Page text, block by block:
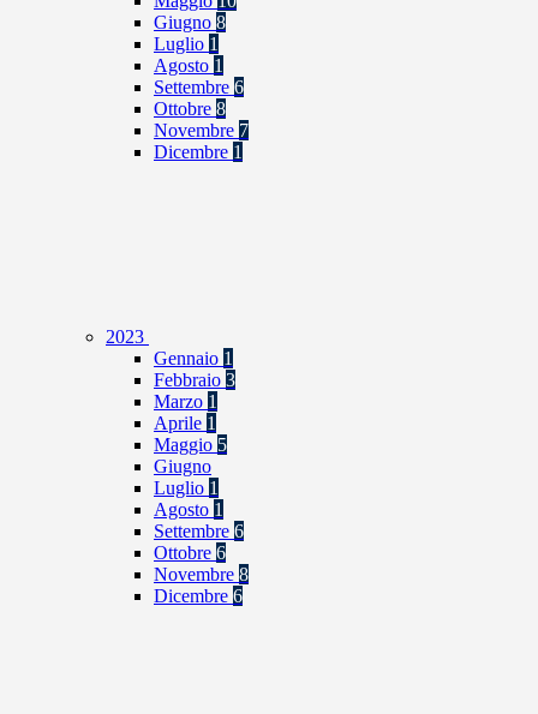
Giugno 8
Luglio 1
Agosto 1
Settembre 6
Ottobre 8
Novembre 7
Dicembre 1
2023
Gennaio 1
Febbraio 3
Marzo 1
Aprile 1
Maggio 5
Giugno
Luglio 1
Agosto 1
Settembre 6
Ottobre 6
Novembre 8
Dicembre 6